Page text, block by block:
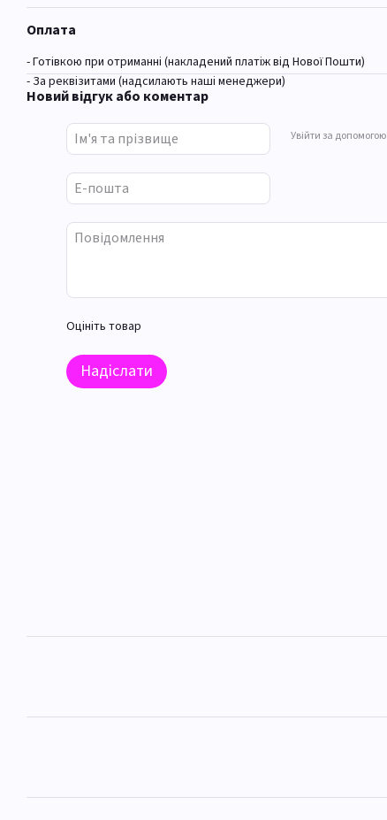
Оплата
- Готівкою при отриманні (накладений платіж від Нової Пошти)
- За реквізитами (надсилають наші менеджери)
Новий відгук або коментар
Увійти за допомогою
Оцініть товар
Надіслати